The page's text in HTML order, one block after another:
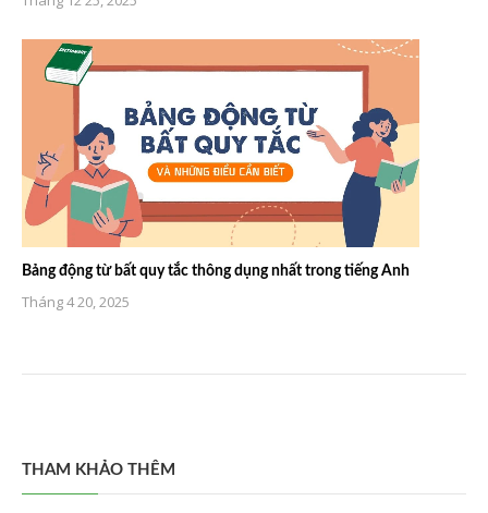
Bảng động từ bất quy tắc thông dụng nhất trong tiếng Anh
Tháng 4 20, 2025
THAM KHẢO THÊM